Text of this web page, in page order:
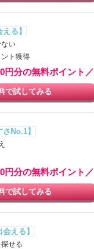
る】
ない
ント獲得
円分の無料ポイント／
で試してみる
No.1】
円分の無料ポイント／
で試してみる
える】
せる